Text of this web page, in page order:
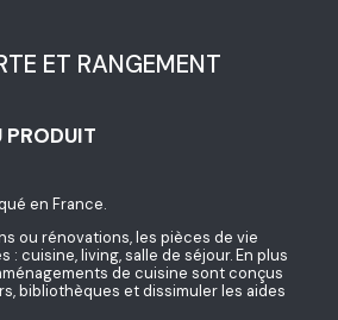
ET RANGEMENT
PRODUIT
en France.
ou rénovations, les pièces de vie
cuisine, living, salle de séjour. En plus
de cuisine sont conçus
bibliothèques et dissimuler les aides